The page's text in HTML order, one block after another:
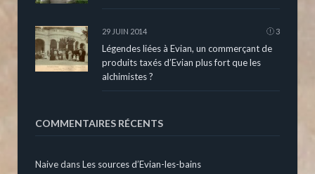
29 JUIN 2014 3
Légendes liées à Evian, un commerçant de
produits taxés d’Evian plus fort que les
alchimistes ?
COMMENTAIRES RÉCENTS
NaivedansLes sources d’Evian-les-bains